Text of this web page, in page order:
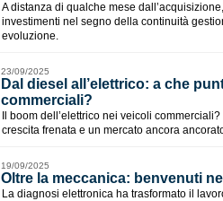
A distanza di qualche mese
investimenti nel segno della continuità
evoluzione.
23/09/2025
Dal diesel all’elettrico: a che
commerciali?
Il boom dell’elettrico nei veicoli
crescita frenata e un mercato ancora
19/09/2025
Oltre la meccanica: benvenuti
La diagnosi elettronica ha trasformato il